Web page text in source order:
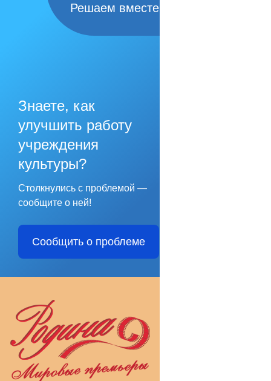
Решаем вместе
Знаете, как
улучшить работу
учреждения
культуры?
Столкнулись с проблемой —
сообщите о ней!
Сообщить о проблеме